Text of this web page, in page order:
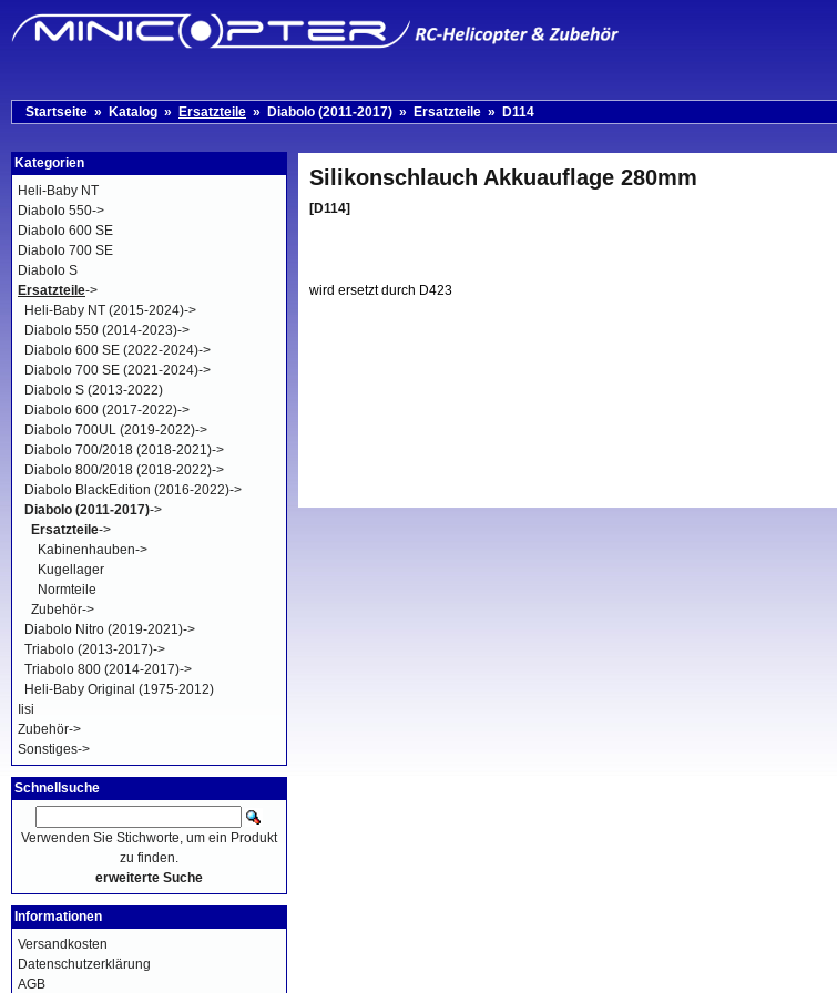
Startseite » Katalog » Ersatzteile » Diabolo (2011-2017) » Ersatzteile » D114
Silikonschlauch Akkuauflage 280mm
[D114]
wird ersetzt durch D423
Kategorien
Heli-Baby NT
Diabolo 550->
Diabolo 600 SE
Diabolo 700 SE
Diabolo S
Ersatzteile->
Heli-Baby NT (2015-2024)->
Diabolo 550 (2014-2023)->
Diabolo 600 SE (2022-2024)->
Diabolo 700 SE (2021-2024)->
Diabolo S (2013-2022)
Diabolo 600 (2017-2022)->
Diabolo 700UL (2019-2022)->
Diabolo 700/2018 (2018-2021)->
Diabolo 800/2018 (2018-2022)->
Diabolo BlackEdition (2016-2022)->
Diabolo (2011-2017)->
Ersatzteile->
Kabinenhauben->
Kugellager
Normteile
Zubehör->
Diabolo Nitro (2019-2021)->
Triabolo (2013-2017)->
Triabolo 800 (2014-2017)->
Heli-Baby Original (1975-2012)
Iisi
Zubehör->
Sonstiges->
Schnellsuche
Verwenden Sie Stichworte, um ein Produkt
zu finden.
erweiterte Suche
Informationen
Versandkosten
Datenschutzerklärung
AGB